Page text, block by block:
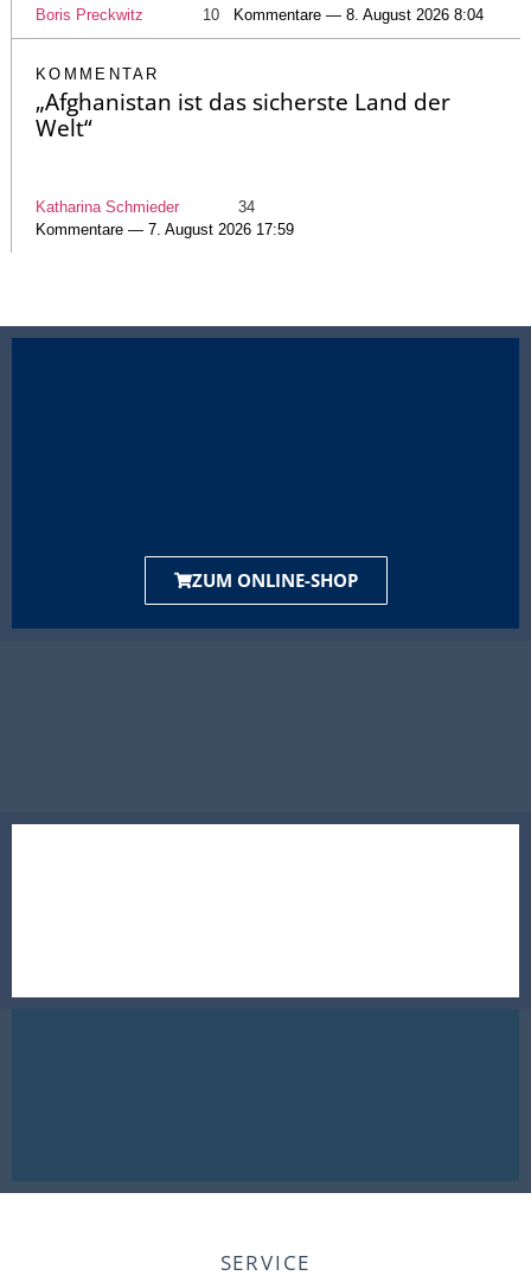
Boris Preckwitz 10 Kommentare — 8. August 2026 8:04
KOMMENTAR
„Afghanistan ist das sicherste Land der
Welt“
Katharina Schmieder
34
Kommentare — 7. August 2026 17:59
ZUM ONLINE-SHOP
SERVICE